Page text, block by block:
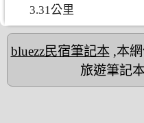
3.31公里
bluezz民宿筆記本,本網
旅遊筆記